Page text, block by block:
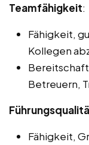
Teamfähigkeit:
Fähigkeit,
Kollegen
Betreuern,
Fähigkeit,